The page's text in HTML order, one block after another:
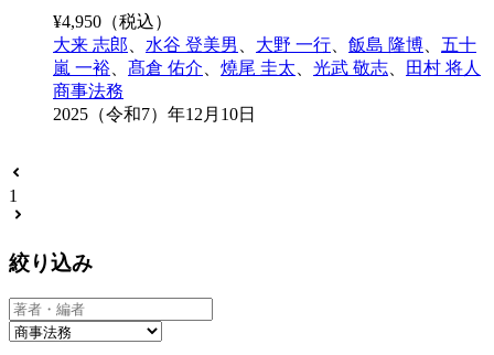
¥4,950 （税込）
大来 志郎
水谷 登美男 大野 一行 飯島 隆博
五十
嵐 一裕
髙倉 佑介 燒尾 圭太 光武 敬志
田村 将人
商事法務
2025（令和7）年12月10日
1
絞り込み